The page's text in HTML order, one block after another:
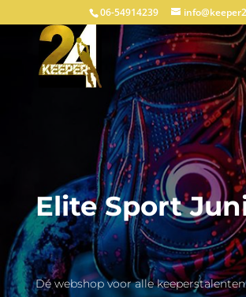
06-54914239
Elite Sport
Dé webshop voor alle